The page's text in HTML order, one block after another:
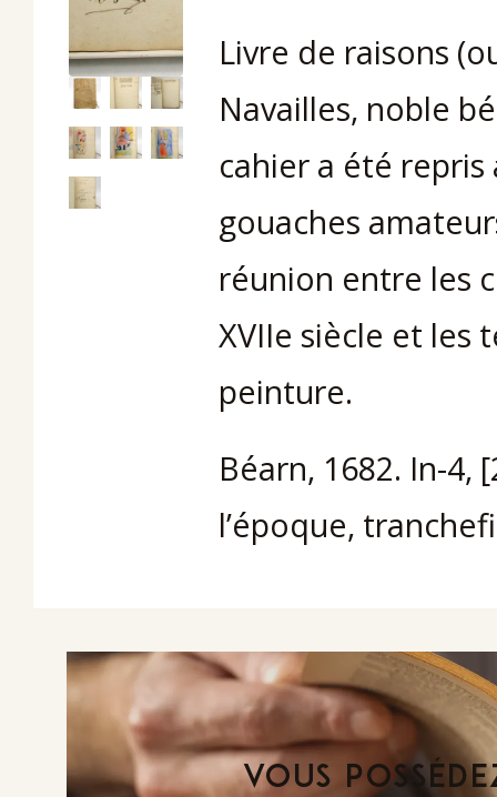
Livre de raisons
Navailles, noble
cahier a été
gouaches
réunion entre les
XVIIe siècle et les
peinture.
Béarn, 1682. In-4,
l’époque,
VOUS